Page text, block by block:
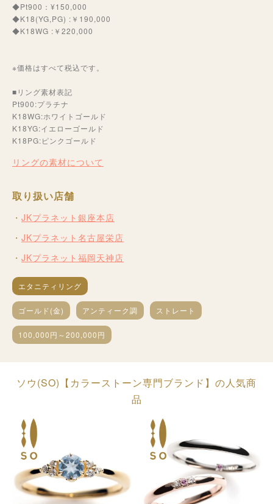
◆Pt900：¥150,000
◆K18(YG,PG) :￥190,000
◆K18WG :￥220,000
※価格はすべて税込です。
■リング素材表記
Pt900:プラチナ
K18WG:ホワイトゴールド
K18YG:イエローゴールド
K18PG:ピンクゴールド
リングの素材について
取り扱い店舗
JKプラネット銀座本店
JKプラネット名古屋栄店
JKプラネット福岡天神店
エタニティリング
ゴールド(金) アンティーク調 ストレート
100,000円～200,000円
ソウ(SO)【カラーストーン専門ブランド】の人気商
品